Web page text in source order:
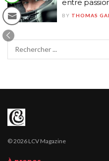
entre
BY THOMAS
© 2026 LCV Magazine